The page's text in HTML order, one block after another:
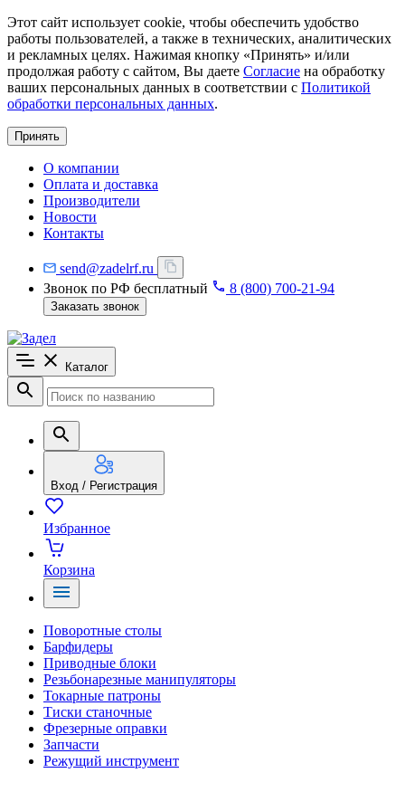
Этот сайт использует cookie, чтобы обеспечить удобство
работы пользователей, а также в технических, аналитических
и рекламных целях. Нажимая кнопку «Принять» и/или
продолжая работу с сайтом, Вы даете Согласие на обработку
ваших персональных данных в соответствии с Политикой
обработки персональных данных.
Принять
О компании
Оплата и доставка
Производители
Новости
Контакты
send@zadelrf.ru
Звонок по РФ бесплатный
8 (800) 700-21-94
Заказать звонок
Каталог
Вход / Регистрация
Избранное
Корзина
Поворотные столы
Барфидеры
Приводные блоки
Резьбонарезные манипуляторы
Токарные патроны
Тиски станочные
Фрезерные оправки
Запчасти
Режущий инструмент